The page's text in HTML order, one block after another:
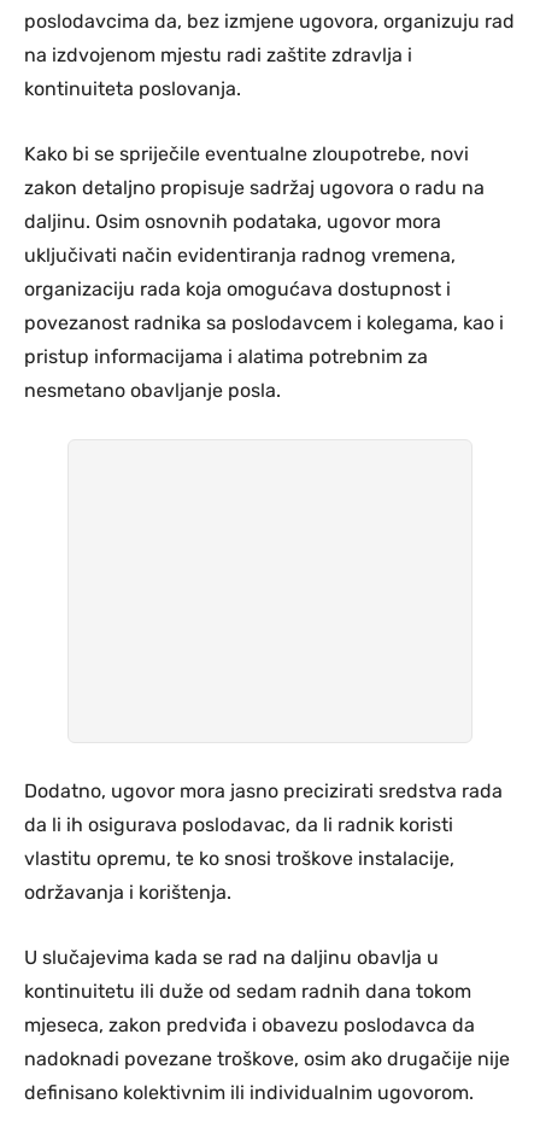
poslodavcima da, bez izmjene ugovora, organizuju rad
na izdvojenom mjestu radi zaštite zdravlja i
kontinuiteta poslovanja.
Kako bi se spriječile eventualne zloupotrebe, novi
zakon detaljno propisuje sadržaj ugovora o radu na
daljinu. Osim osnovnih podataka, ugovor mora
uključivati način evidentiranja radnog vremena,
organizaciju rada koja omogućava dostupnost i
povezanost radnika sa poslodavcem i kolegama, kao i
pristup informacijama i alatima potrebnim za
nesmetano obavljanje posla.
Dodatno, ugovor mora jasno precizirati sredstva rada
da li ih osigurava poslodavac, da li radnik koristi
vlastitu opremu, te ko snosi troškove instalacije,
održavanja i korištenja.
U slučajevima kada se rad na daljinu obavlja u
kontinuitetu ili duže od sedam radnih dana tokom
mjeseca, zakon predviđa i obavezu poslodavca da
nadoknadi povezane troškove, osim ako drugačije nije
definisano kolektivnim ili individualnim ugovorom.